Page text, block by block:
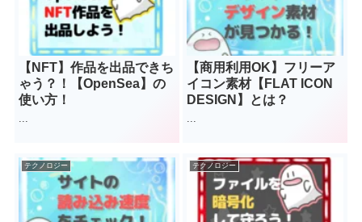
【NFT】作品を出品できち
ゃう？！【OpenSea】の
使い方！
...
【商用利用OK】フリーア
イコン素材【FLAT ICON
DESIGN】とは？
...
テクノロジー テクノロジー